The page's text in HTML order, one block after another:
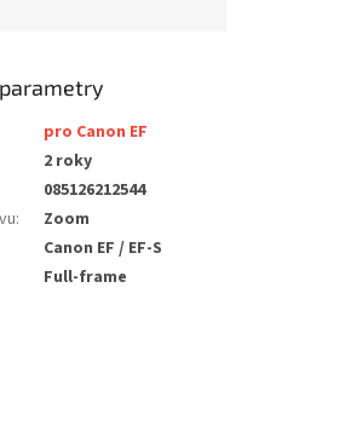
pro Canon EF
2 roky
085126212544
:
Zoom
Canon EF / EF-S
Full-frame